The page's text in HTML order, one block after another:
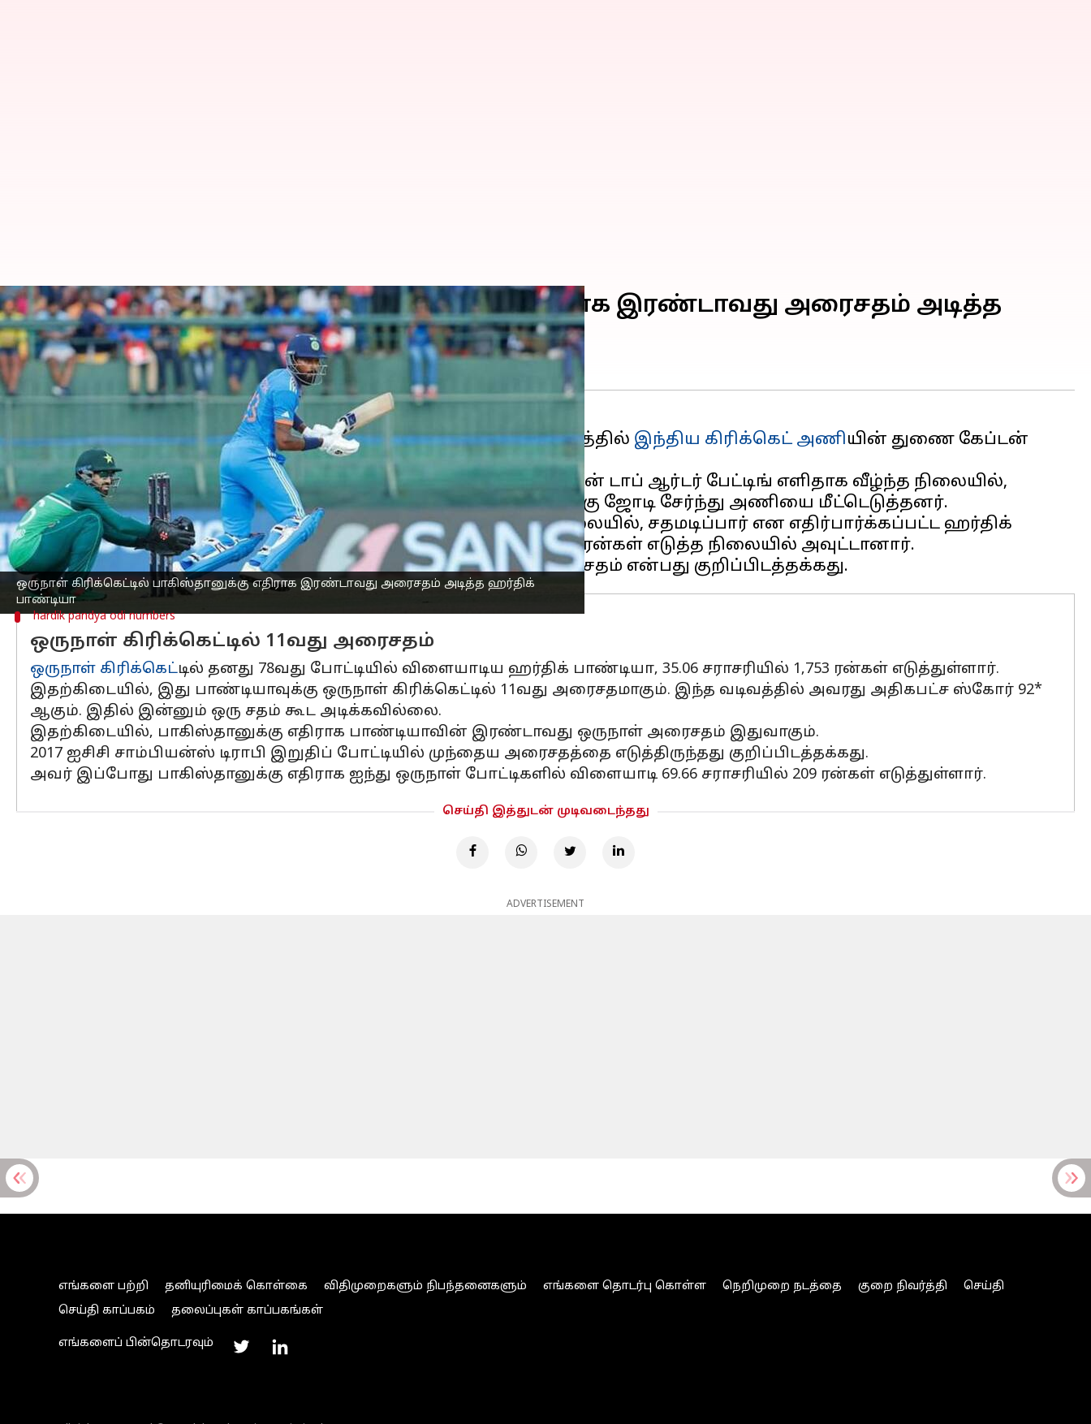
ஒருநாள் கிரிக்கெட்டில் பாகிஸ்தானுக்கு எதிராக இரண்டாவது அரைசதம் அடித்த ஹர்திக்
பாண்டியா
ஒருநாள் கிரிக்கெட்டில் பாகிஸ்தானுக்கு எதிராக இரண்டாவது அரைசதம் அடித்த
ஹர்திக் பாண்டியா
எழுதியவர் Sekar Chinnappan Sep 02, 2023 07:36 pm
செய்தி முன்னோட்டம்
2023ஆசிய கோப்பையில் பாகிஸ்தானுக்கு எதிரான தொடக்க ஆட்டத்தில் இந்திய கிரிக்கெட் அணியின் துணை கேப்டன்
ஹர்திக் பாண்டியா அரை சதம் அடித்தார்.
முன்னதாக, டாஸ் வென்று முதலில் பேட்டிங் செய்த இந்திய அணியின் டாப் ஆர்டர் பேட்டிங் எளிதாக வீழ்ந்த நிலையில்,
இஷான் கிஷன் மற்றும் ஹர்திக் பாண்டியா ஐந்தாவது விக்கெட்டுக்கு ஜோடி சேர்ந்து அணியை மீட்டெடுத்தனர்.
இஷான் கிஷன் அரைசதம் கடந்து 82 ரன்கள் எடுத்து அவுட்டான நிலையில், சதமடிப்பார் என எதிர்பார்க்கப்பட்ட ஹர்திக்
பாண்டியா 90 பந்துகளில் 7 பவுண்டரிகள் மற்றும் ஒரு சிக்சருடன் 87 ரன்கள் எடுத்த நிலையில் அவுட்டானார்.
hardik pandya odi numbers
ஒருநாள் கிரிக்கெட்டில் 11வது அரைசதம்
ஒருநாள் கிரிக்கெட்டில் தனது 78வது போட்டியில் விளையாடிய ஹர்திக் பாண்டியா, 35.06 சராசரியில் 1,753 ரன்கள் எடுத்துள்ளார்.
இதற்கிடையில், இது பாண்டியாவுக்கு ஒருநாள் கிரிக்கெட்டில் 11வது அரைசதமாகும். இந்த வடிவத்தில் அவரது அதிகபட்ச ஸ்கோர் 92*
ஆகும். இதில் இன்னும் ஒரு சதம் கூட அடிக்கவில்லை.
இதற்கிடையில், பாகிஸ்தானுக்கு எதிராக பாண்டியாவின் இரண்டாவது ஒருநாள் அரைசதம் இதுவாகும்.
2017 ஐசிசி சாம்பியன்ஸ் டிராபி இறுதிப் போட்டியில் முந்தைய அரைசதத்தை எடுத்திருந்தது குறிப்பிடத்தக்கது.
அவர் இப்போது பாகிஸ்தானுக்கு எதிராக ஐந்து ஒருநாள் போட்டிகளில் விளையாடி 69.66 சராசரியில் 209 ரன்கள் எடுத்துள்ளார்.
செய்தி இத்துடன் முடிவடைந்தது
ADVERTISEMENT
எங்களை பற்றி தனியுரிமைக் கொள்கை விதிமுறைகளும் நிபந்தனைகளும் எங்களை தொடர்பு கொள்ள நெறிமுறை நடத்தை குறை நிவர்த்தி
செய்தி
செய்தி காப்பகம்
தலைப்புகள் காப்பகங்கள்
எங்களைப் பின்தொடரவும்